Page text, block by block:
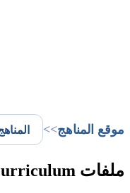
موقع المناهج>>
ملفات curriculum بحسب مرحلة ابتدائية في الإمارات